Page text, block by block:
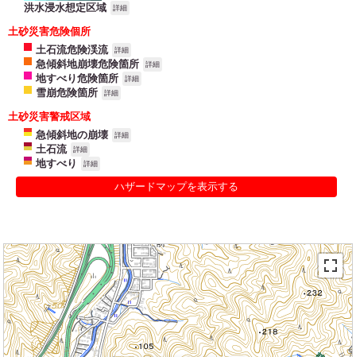
洪水浸水想定区域 詳細
土砂災害危険個所
土石流危険渓流
詳細
急傾斜地崩壊危険箇所 詳細
地すべり危険箇所 詳細
雪崩危険箇所 詳細
土砂災害警戒区域
急傾斜地の崩壊
詳細
土石流 詳細
地すべり 詳細
ハザードマップを表示する